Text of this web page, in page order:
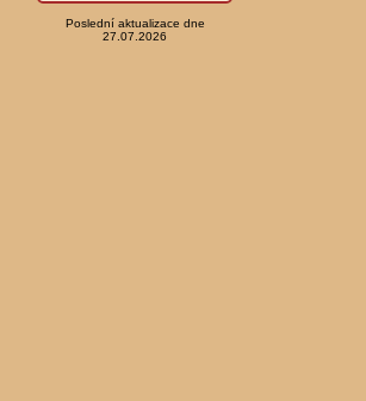
Poslední aktualizace dne
27.07.2026